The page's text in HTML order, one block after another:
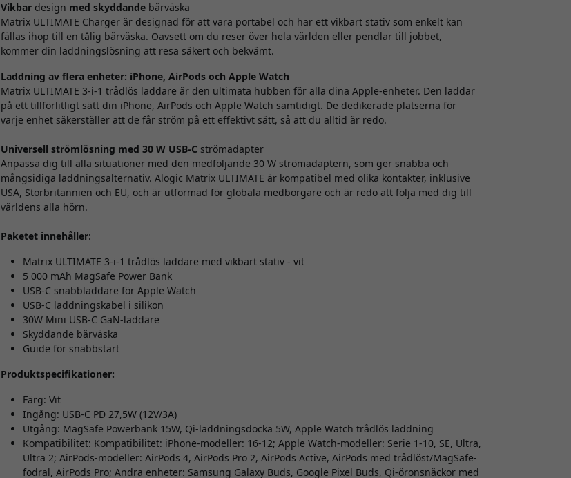
Vikbardesign med skyddandebärväska
Matrix ULTIMATE Charger är designad för att vara portabel och har ett vikbart stativ som enkelt kan
fällas ihop till en tålig bärväska. Oavsett om du reser över hela världen eller pendlar till jobbet,
kommer din laddningslösning att resa säkert och bekvämt.
Laddning av flera enheter: iPhone, AirPods och Apple Watch
Matrix ULTIMATE 3-i-1 trådlös laddare är den ultimata hubben för alla dina Apple-enheter. Den laddar
på ett tillförlitligt sätt din iPhone, AirPods och Apple Watch samtidigt. De dedikerade platserna för
varje enhet säkerställer att de får ström på ett effektivt sätt, så att du alltid är redo.
Universell strömlösning med 30 W USB-C strömadapter
Anpassa dig till alla situationer med den medföljande 30 W strömadaptern, som ger snabba och
mångsidiga laddningsalternativ. Alogic Matrix ULTIMATE är kompatibel med olika kontakter, inklusive
USA, Storbritannien och EU, och är utformad för globala medborgare och är redo att följa med dig till
världens alla hörn.
Paketet innehåller:
Matrix ULTIMATE 3-i-1 trådlös laddare med vikbart stativ - vit
5 000 mAh MagSafe Power Bank
USB-C snabbladdare för Apple Watch
USB-C laddningskabel i silikon
30W Mini USB-C GaN-laddare
Skyddande bärväska
Guide för snabbstart
Produktspecifikationer:
Färg: Vit
Ingång: USB-C PD 27,5W (12V/3A)
Utgång: MagSafe Powerbank 15W, Qi-laddningsdocka 5W, Apple Watch trådlös laddning
Kompatibilitet: Kompatibilitet: iPhone-modeller: 16-12; Apple Watch-modeller: Serie 1-10, SE, Ultra,
Ultra 2; AirPods-modeller: AirPods 4, AirPods Pro 2, AirPods Active, AirPods med trådlöst/MagSafe-
fodral, AirPods Pro; Andra enheter: Samsung Galaxy Buds, Google Pixel Buds, Qi-öronsnäckor med